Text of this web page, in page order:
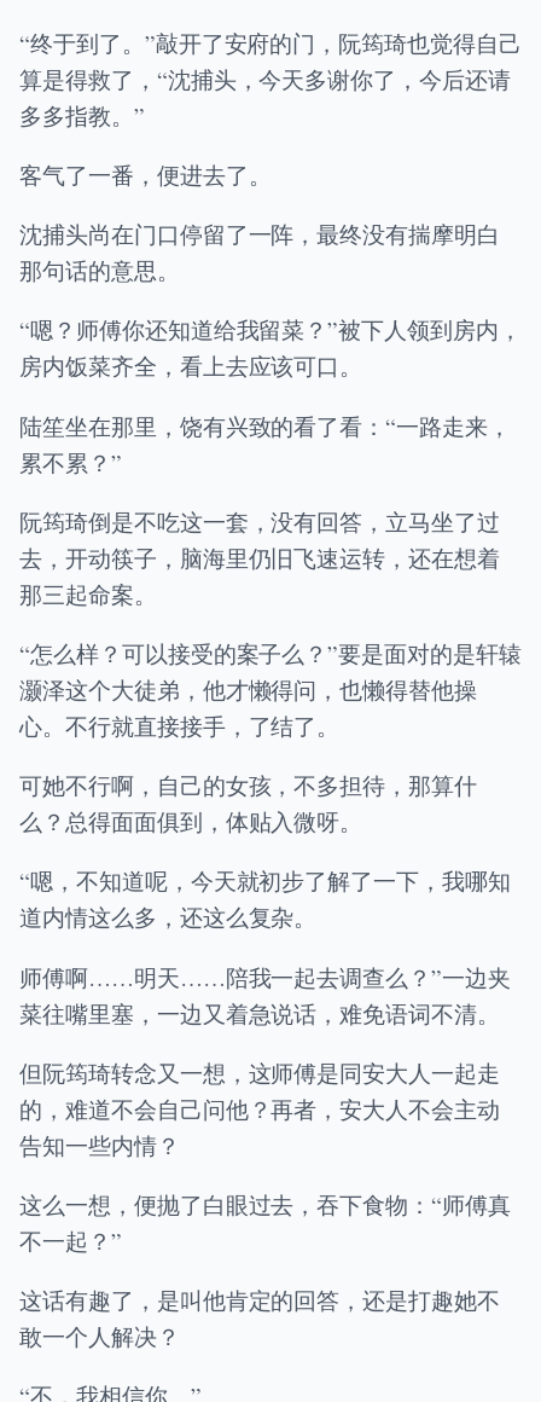
“终于到了。”敲开了安府的门，阮筠琦也觉得自己
算是得救了，“沈捕头，今天多谢你了，今后还请
多多指教。”
客气了一番，便进去了。
沈捕头尚在门口停留了一阵，最终没有揣摩明白
那句话的意思。
“嗯？师傅你还知道给我留菜？”被下人领到房内，
房内饭菜齐全，看上去应该可口。
陆笙坐在那里，饶有兴致的看了看：“一路走来，
累不累？”
阮筠琦倒是不吃这一套，没有回答，立马坐了过
去，开动筷子，脑海里仍旧飞速运转，还在想着
那三起命案。
“怎么样？可以接受的案子么？”要是面对的是轩辕
灏泽这个大徒弟，他才懒得问，也懒得替他操
心。不行就直接接手，了结了。
可她不行啊，自己的女孩，不多担待，那算什
么？总得面面俱到，体贴入微呀。
“嗯，不知道呢，今天就初步了解了一下，我哪知
道内情这么多，还这么复杂。
师傅啊……明天……陪我一起去调查么？”一边夹
菜往嘴里塞，一边又着急说话，难免语词不清。
但阮筠琦转念又一想，这师傅是同安大人一起走
的，难道不会自己问他？再者，安大人不会主动
告知一些内情？
这么一想，便抛了白眼过去，吞下食物：“师傅真
不一起？”
这话有趣了，是叫他肯定的回答，还是打趣她不
敢一个人解决？
“不，我相信你。”